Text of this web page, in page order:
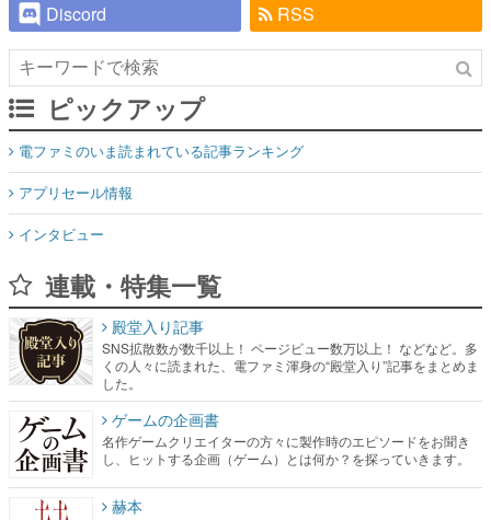
Discord
RSS
ピックアップ
電ファミのいま読まれている記事ランキング
アプリセール情報
インタビュー
連載・特集一覧
殿堂入り記事
SNS拡散数が数千以上！ ページビュー数万以上！ などなど。多
くの人々に読まれた、電ファミ渾身の“殿堂入り”記事をまとめま
した。
ゲームの企画書
名作ゲームクリエイターの方々に製作時のエピソードをお聞き
し、ヒットする企画（ゲーム）とは何か？を探っていきます。
赫本